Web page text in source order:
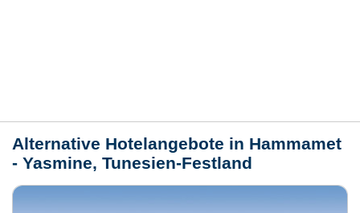
Alternative Hotelangebote in Hammamet
- Yasmine, Tunesien-Festland